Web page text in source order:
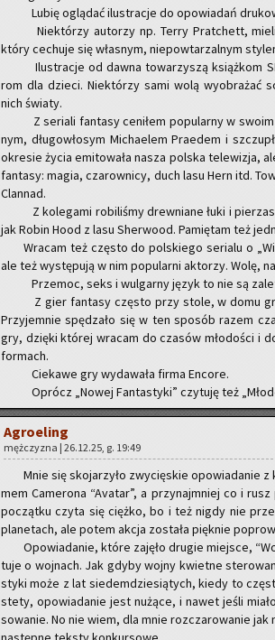
Lubię oglą­dać ilu­stra­cje do opo­wia­dań
Nie­któ­rzy au­to­rzy np. Terry Prat­chett,
który ce­chu­je się wła­snym, nie­po­wta­rzal­nym
Ilu­stra­cje od dawna to­wa­rzy­szą książ­kom
rom dla dzie­ci. Nie­któ­rzy sami wolą wy­obra­żać
nich świa­ty.
Z se­ria­li fan­ta­sy ce­ni­łem po­pu­lar­ny w
nym, dłu­go­wło­sym Mi­cha­elem Pra­edem i
okre­sie życia emi­to­wa­ła nasza pol­ska te­le­wi­zja,
fan­ta­sy: magia, cza­row­ni­cy, duch lasu Hern itd.
Clan­nad.
Z ko­le­ga­mi ro­bi­li­śmy drew­nia­ne łuki i
jak Robin Hood z lasu Sher­wo­od. Pa­mię­tam też
Wra­cam też czę­sto do pol­skie­go se­ria­lu o
ale też wy­stę­pu­ją w nim po­pu­lar­ni ak­to­rzy. Wolę,
Prze­moc, seks i wul­gar­ny język to nie są
Z gier fan­ta­sy czę­sto przy stole, w domu
Przy­jem­nie spę­dza­ło się w ten spo­sób razem
gry, dzię­ki któ­rej wra­cam do cza­sów mło­do­ści i
for­mach.
Cie­ka­we gry wy­da­wa­ła firma En­co­re.
Oprócz „Nowej Fan­ta­sty­ki” czy­tu­ję też
Agro­eling
męż­czy­zna | 26.12.25, g. 19:49
Mnie się sko­ja­rzy­ło zwy­cię­skie opo­wia­da­nie
mem Ca­me­ro­na “Ava­tar”, a przy­naj­mniej co i
po­cząt­ku czyta się cięż­ko, bo i też nigdy nie
pla­ne­tach, ale potem akcja zo­sta­ła pięk­nie
Opo­wia­da­nie, które za­ję­ło dru­gie miej­sce,
tu­je o woj­nach. Jak gdyby wojny kwiet­ne
sty­ki może z lat sie­dem­dzie­sią­tych, kiedy to
ste­ty, opo­wia­da­nie jest nu­żą­ce, i nawet jeśli
so­wa­nie. No nie wiem, dla mnie roz­cza­ro­wa­nie